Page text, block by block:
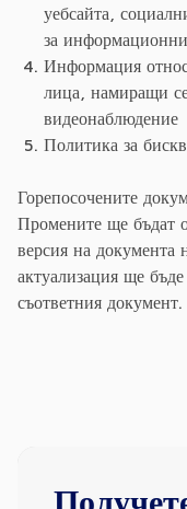
уебсайта,
за
Информация
лица, намиращи
видеонаблюдение
Политика за
Горепосочените
Промените ще бъдат
версия на документа
актуализация ще
съответния документ.